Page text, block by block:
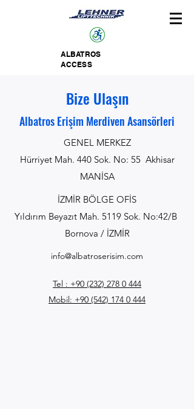
ALBATROS
ACCESS
Bize Ulaşın
Albatros Erişim Merdiven Asansörleri
GENEL MERKEZ
Hürriyet Mah. 440 Sok. No: 55 Akhisar
MANİSA
İZMİR BÖLGE OFİS
Yıldırım Beyazıt Mah. 5119 Sok. No:42/B
Bornova / İZMİR
info@albatroserisim.com
Tel : +90 (232) 278 0 444
Mobil: +90 (542) 174 0 444